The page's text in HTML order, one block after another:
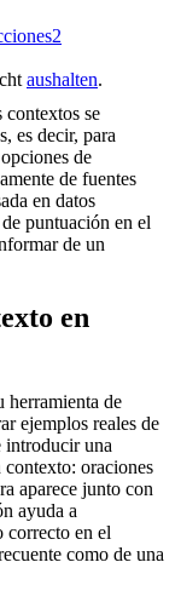
2
aushalten.
contextos se
es decir, para
de
de fuentes
en datos
puntuación en el
de un
en
herramienta de
ejemplos reales de
introducir una
oraciones
aparece junto con
ayuda a
correcto en el
como de una